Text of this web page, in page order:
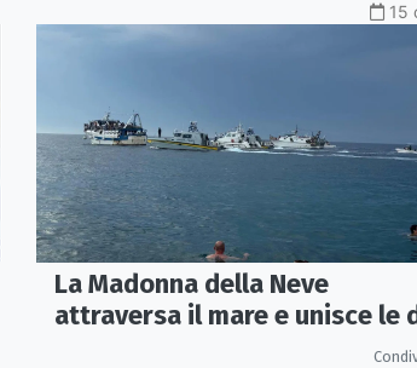
15
La Madonna della Neve
attraversa il mare e unisce le